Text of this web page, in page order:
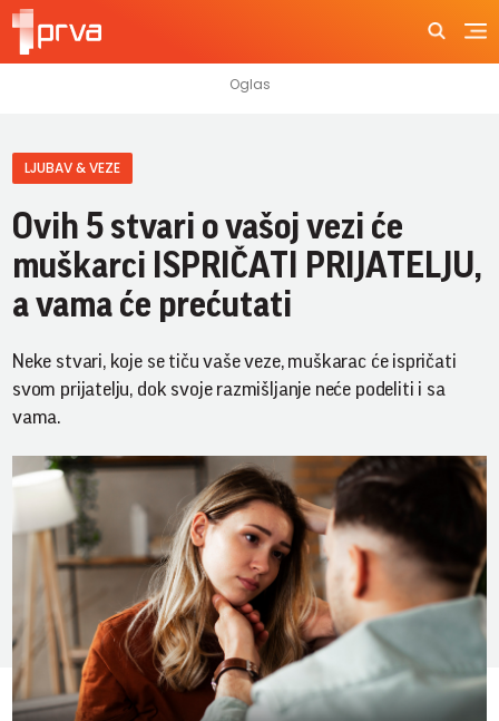
LJUBAV & VEZE
Ovih 5 stvari o vašoj vezi će
muškarci ISPRIČATI PRIJATELJU,
a vama će prećutati
Neke stvari, koje se tiču vaše veze, muškarac će ispričati
svom prijatelju, dok svoje razmišljanje neće podeliti i sa
vama.